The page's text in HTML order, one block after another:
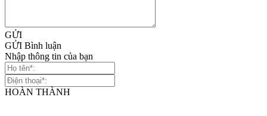
GỬI
GỬI Bình luận
Nhập thông tin của bạn
HOÀN THÀNH